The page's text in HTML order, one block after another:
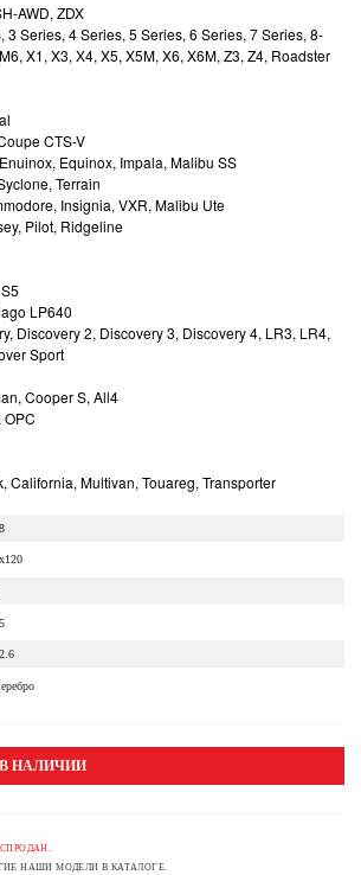
AWD, ZDX
3 Series, 4 Series, 5 Series, 6 Series, 7 Series, 8-
X1, X3, X4, X5, X5M, X6, X6M, Z3, Z4, Roadster
CTS-V
Equinox, Impala, Malibu SS
Terrain
Insignia, VXR, Malibu Ute
Pilot, Ridgeline
LP640
Discovery 2, Discovery 3, Discovery 4, LR3, LR4,
Sport
Cooper S, All4
California, Multivan, Touareg, Transporter
НАЛИЧИИ
НАШИ МОДЕЛИ В КАТАЛОГЕ.